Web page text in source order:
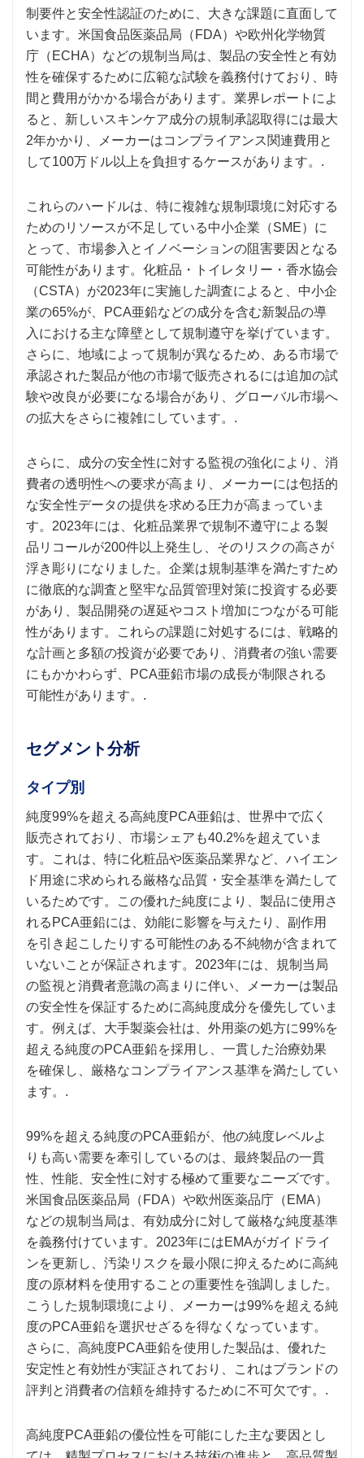
制要件と安全性認証のために、大きな課題に直面して
います。米国食品医薬品局（FDA）や欧州化学物質
庁（ECHA）などの規制当局は、製品の安全性と有効
性を確保するために広範な試験を義務付けており、時
間と費用がかかる場合があります。業界レポートによ
ると、新しいスキンケア成分の規制承認取得には最大
2年かかり、メーカーはコンプライアンス関連費用と
して100万ドル以上を負担するケースがあります。.
これらのハードルは、特に複雑な規制環境に対応する
ためのリソースが不足している中小企業（SME）に
とって、市場参入とイノベーションの阻害要因となる
可能性があります。化粧品・トイレタリー・香水協会
（CSTA）が2023年に実施した調査によると、中小企
業の65%が、PCA亜鉛などの成分を含む新製品の導
入における主な障壁として規制遵守を挙げています。
さらに、地域によって規制が異なるため、ある市場で
承認された製品が他の市場で販売されるには追加の試
験や改良が必要になる場合があり、グローバル市場へ
の拡大をさらに複雑にしています。.
さらに、成分の安全性に対する監視の強化により、消
費者の透明性への要求が高まり、メーカーには包括的
な安全性データの提供を求める圧力が高まっていま
す。2023年には、化粧品業界で規制不遵守による製
品リコールが200件以上発生し、そのリスクの高さが
浮き彫りになりました。企業は規制基準を満たすため
に徹底的な調査と堅牢な品質管理対策に投資する必要
があり、製品開発の遅延やコスト増加につながる可能
性があります。これらの課題に対処するには、戦略的
な計画と多額の投資が必要であり、消費者の強い需要
にもかかわらず、PCA亜鉛市場の成長が制限される
可能性があります。.
セグメント分析
タイプ別
純度99%を超える高純度PCA亜鉛は、世界中で広く
販売されており、市場シェアも40.2%を超えていま
す。これは、特に化粧品や医薬品業界など、ハイエン
ド用途に求められる厳格な品質・安全基準を満たして
いるためです。この優れた純度により、製品に使用さ
れるPCA亜鉛には、効能に影響を与えたり、副作用
を引き起こしたりする可能性のある不純物が含まれて
いないことが保証されます。2023年には、規制当局
の監視と消費者意識の高まりに伴い、メーカーは製品
の安全性を保証するために高純度成分を優先していま
す。例えば、大手製薬会社は、外用薬の処方に99%を
超える純度のPCA亜鉛を採用し、一貫した治療効果
を確保し、厳格なコンプライアンス基準を満たしてい
ます。.
99%を超える純度のPCA亜鉛が、他の純度レベルよ
りも高い需要を牽引しているのは、最終製品の一貫
性、性能、安全性に対する極めて重要なニーズです。
米国食品医薬品局（FDA）や欧州医薬品庁（EMA）
などの規制当局は、有効成分に対して厳格な純度基準
を義務付けています。2023年にはEMAがガイドライ
ンを更新し、汚染リスクを最小限に抑えるために高純
度の原材料を使用することの重要性を強調しました。
こうした規制環境により、メーカーは99%を超える純
度のPCA亜鉛を選択せざるを得なくなっています。
さらに、高純度PCA亜鉛を使用した製品は、優れた
安定性と有効性が実証されており、これはブランドの
評判と消費者の信頼を維持するために不可欠です。.
高純度PCA亜鉛の優位性を可能にした主な要因とし